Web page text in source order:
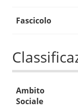
Fascicolo
Ambito
Sociale